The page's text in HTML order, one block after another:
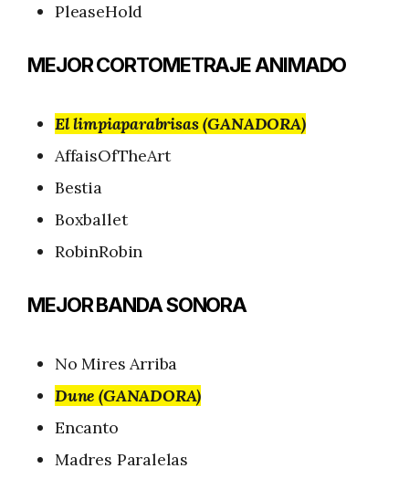
PleaseHold
MEJOR CORTOMETRAJE ANIMADO
El limpiaparabrisas (GANADORA)
AffaisOfTheArt
Bestia
Boxballet
RobinRobin
MEJOR BANDA SONORA
No Mires Arriba
Dune (GANADORA)
Encanto
Madres Paralelas